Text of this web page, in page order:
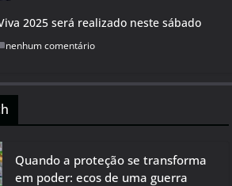
2025 será realizado neste sábado
nenhum comentário
Quando a proteção se transforma
em poder: ecos de uma guerra